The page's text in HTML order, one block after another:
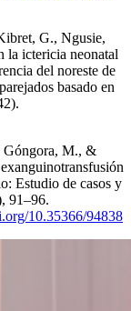
G., Ngusie,
la ictericia neonatal
del noreste de
basado en
Góngora, M., &
Estudio de casos y
91–96.
10.35366/94838